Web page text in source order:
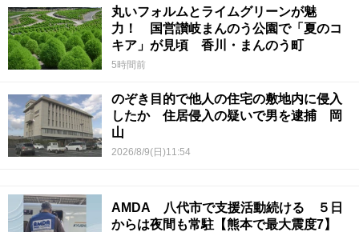
丸いフォルムとライムグリーンが魅
力！ 国営讃岐まんのう公園で「夏のコ
キア」が見頃 香川・まんのう町
5時間前
のぞき目的で他人の住宅の敷地内に侵入
したか 住居侵入の疑いで男を逮捕 岡
山
2026/8/9(日)11:54
AMDA 八代市で支援活動続ける ５日
からは夜間も常駐【熊本で最大震度7】